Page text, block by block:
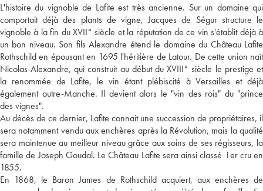
L'histoire du vignoble de Lafite est très ancienne. Sur un domaine qui
comportait déjà des plants de vigne, Jacques de Ségur structure le
vignoble à la fin du XVII° siècle et la réputation de ce vin s'établit déjà à
un bon niveau. Son fils Alexandre étend le domaine du Château Lafite
Rothschild en épousant en 1695 l'héritière de Latour. De cette union naît
Nicolas-Alexandre, qui construit au début du XVIII° siècle le prestige et
la renommée de Lafite, le vin étant plébiscité à Versailles et déjà
également outre-Manche. Il devient alors le "vin des rois" du "prince
des vignes".
Au décès de ce dernier, Lafite connait une succession de propriétaires, il
sera notamment vendu aux enchères après la Révolution, mais la qualité
sera maintenue au meilleur niveau grâce aux soins de ses régisseurs, la
famille de Joseph Goudal. Le Château Lafite sera ainsi classé 1er cru en
1855.
En 1868, le Baron James de Rothschild acquiert, aux enchères de